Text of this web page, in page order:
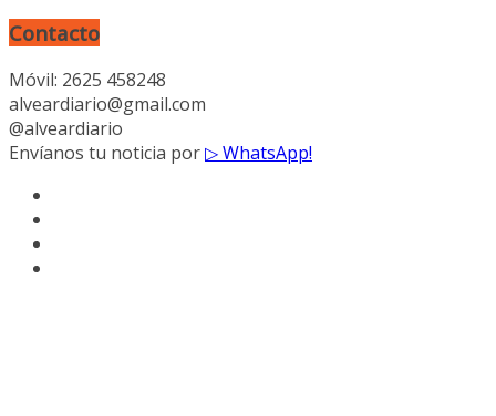
Contacto
Móvil: 2625 458248
alveardiario@gmail.com
@alveardiario
Envíanos tu noticia por▷ WhatsApp!